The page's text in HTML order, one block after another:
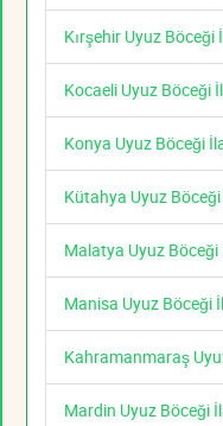
Kırşehir Uyuz Böceği
Kocaeli Uyuz Böceği
Konya Uyuz Böceği
Kütahya Uyuz
Malatya Uyuz
Manisa Uyuz Böceği
Kahramanmaraş
Mardin Uyuz Böceği